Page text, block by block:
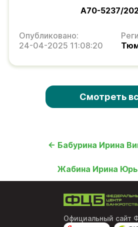
А70-5237/
Опубликовано:
24-04-2025 11:08:20
Смотреть
← Бабурина Ирина
Жабина Ирина
Официальный сайт